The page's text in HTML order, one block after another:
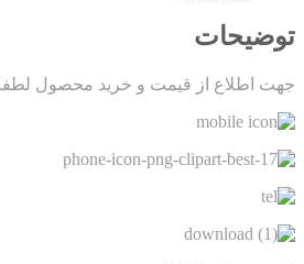
توضیحات
جهت اطلاع از قیمت و خرید محصول لطفا